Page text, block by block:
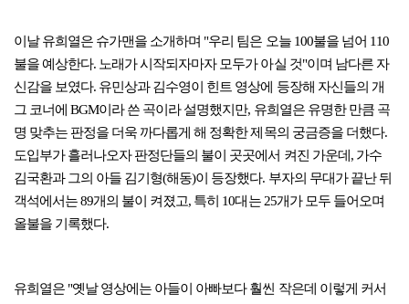
이날 유희열은 슈가맨을 소개하며 "우리 팀은 오늘 100불을 넘어 110
불을 예상한다. 노래가 시작되자마자 모두가 아실 것"이며 남다른 자
신감을 보였다. 유민상과 김수영이 힌트 영상에 등장해 자신들의 개
그 코너에 BGM이라 쓴 곡이라 설명했지만, 유희열은 유명한 만큼 곡
명 맞추는 판정을 더욱 까다롭게 해 정확한 제목의 궁금증을 더했다.
도입부가 흘러나오자 판정단들의 불이 곳곳에서 켜진 가운데, 가수
김국환과 그의 아들 김기형(해동)이 등장했다. 부자의 무대가 끝난 뒤
객석에서는 89개의 불이 켜졌고, 특히 10대는 25개가 모두 들어오며
올불을 기록했다.
유희열은 "옛날 영상에는 아들이 아빠보다 훨씬 작은데 이렇게 커서